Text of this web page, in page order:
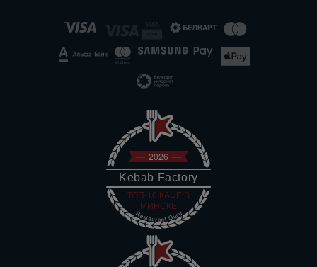
Kebab Factory
2026
ТОП-10 КАФЕ В
МИНСКЕ
Restaurant Guru